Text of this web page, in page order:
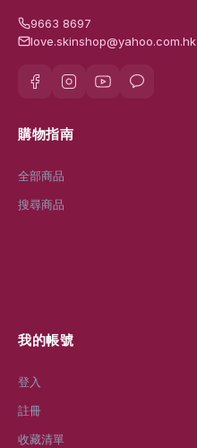
9663 8697
love.skinshop@yahoo.com.hk
購物指南
全部商品
搜尋商品
我的帳號
登入
註冊
收藏清單